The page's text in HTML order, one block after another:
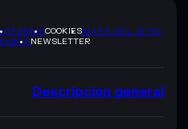
TERMSCOOKIESMAPA DEL SITIO
NEWSLETTER
Descripción general